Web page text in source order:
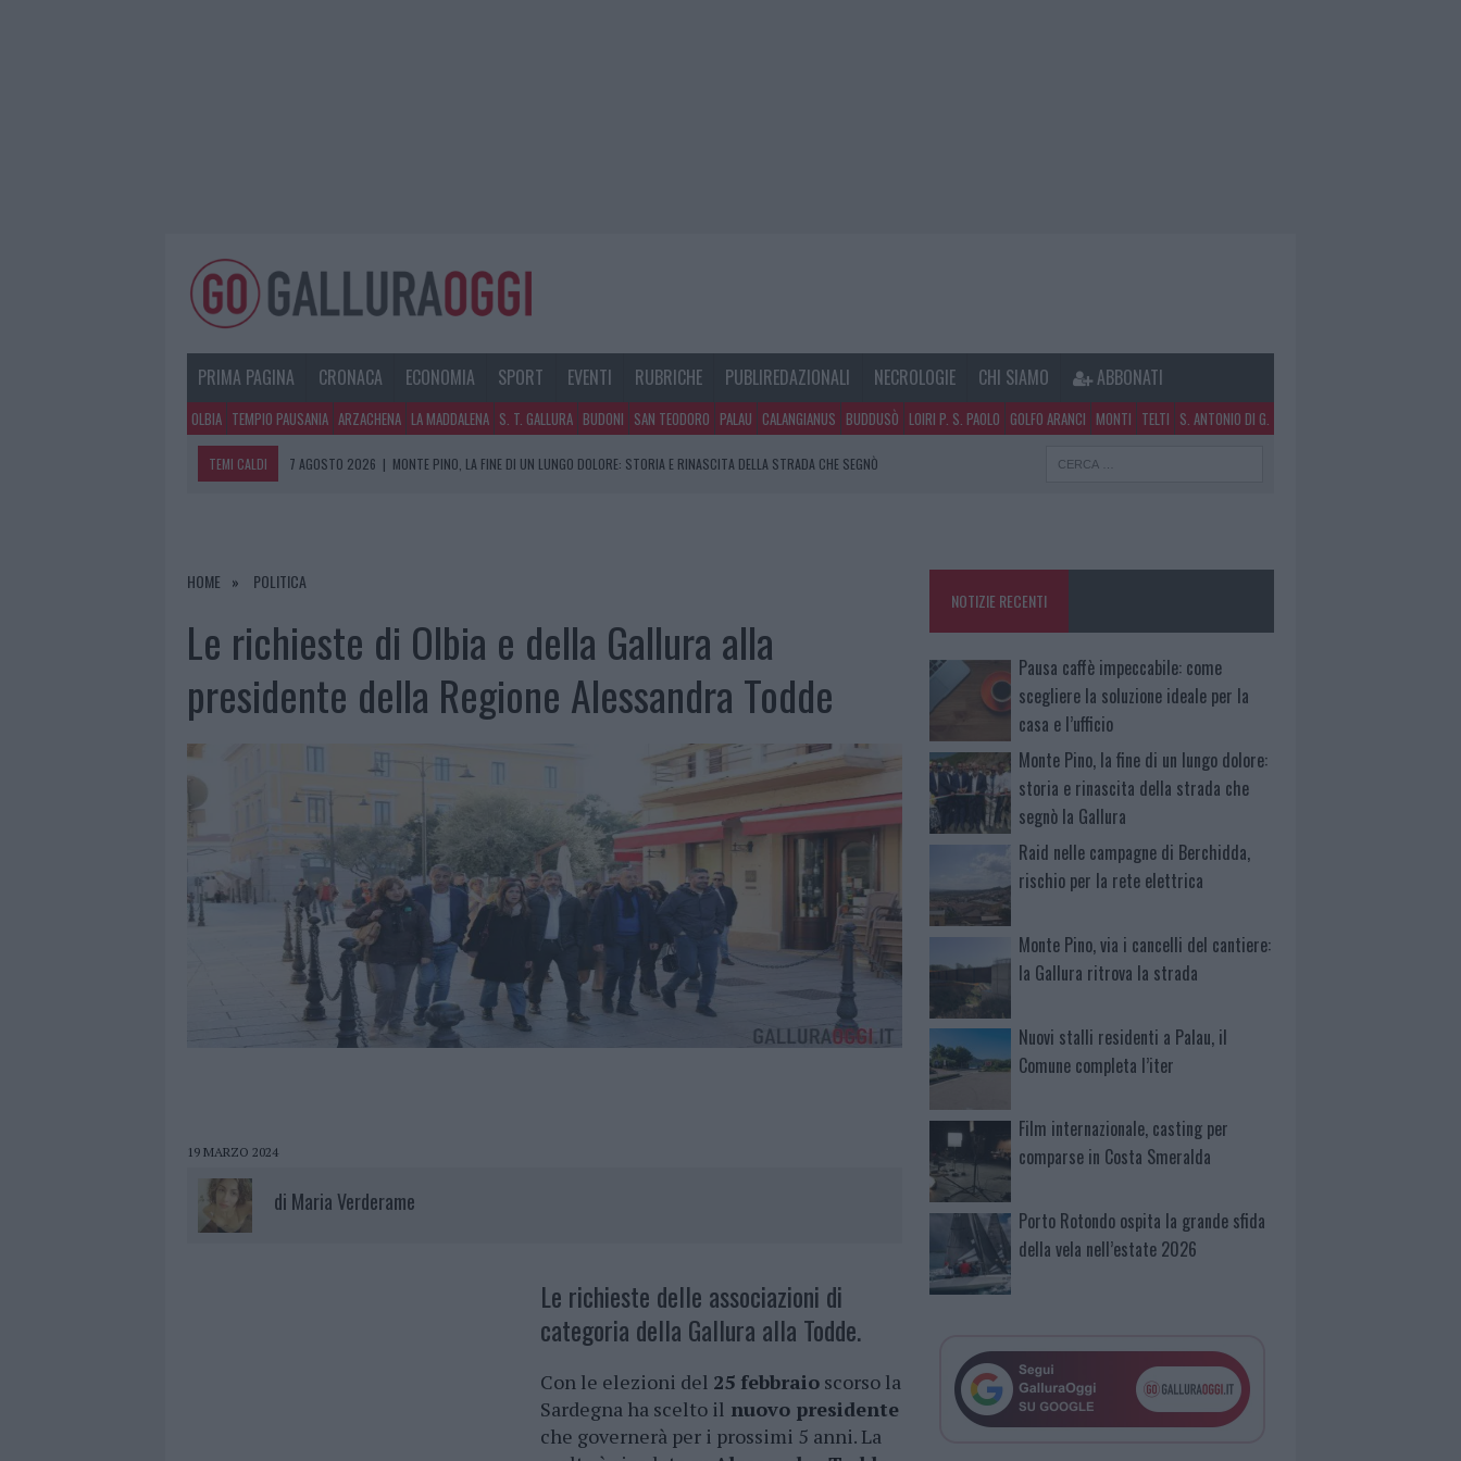
PRIMA PAGINA CRONACA ECONOMIA SPORT EVENTI RUBRICHE PUBLIREDAZIONALI NECROLOGIE CHI SIAMO ABBONATI
OLBIA TEMPIO PAUSANIA ARZACHENA LA MADDALENA S. T. GALLURA BUDONI SAN TEODORO PALAU CALANGIANUS BUDDUSÒ LOIRI P. S. PAOLO GOLFO ARANCI MONTI TELTI S. ANTONIO DI G.
TEMI CALDI 7 AGOSTO 2026 | MONTE PINO, LA FINE DI UN LUNGO DOLORE: STORIA E RINASCITA DELLA STRADA CHE SEGNÒ
7 AGOSTO 2026 |
7 AGOSTO 2026
| PAUSA CAFFÈ IMPECCABILE: COME SCEGLIERE LA SOLUZIONE IDEALE PER LA CASA E L’UFFICIO
HOME POLITICA
Le richieste di Olbia e della Gallura alla
presidente della Regione Alessandra Todde
19 MARZO 2024
di Maria Verderame
Le richieste delle associazioni di
categoria della Gallura alla Todde.
Con le elezioni del 25 febbraio scorso la
Sardegna ha scelto il nuovo presidente
che governerà per i prossimi 5 anni. La
NOTIZIE RECENTI
Pausa caffè impeccabile: come
scegliere la soluzione ideale per la
casa e l’ufficio
Monte Pino, la fine di un lungo dolore:
storia e rinascita della strada che
segnò la Gallura
Raid nelle campagne di Berchidda,
rischio per la rete elettrica
Monte Pino, via i cancelli del cantiere:
la Gallura ritrova la strada
Nuovi stalli residenti a Palau, il
Comune completa l’iter
Film internazionale, casting per
comparse in Costa Smeralda
Porto Rotondo ospita la grande sfida
della vela nell’estate 2026